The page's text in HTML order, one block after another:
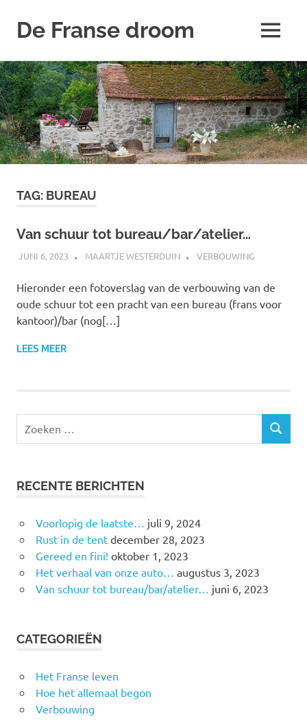
Naar
de
inhoud
springen
De Franse droom
huisje
MENU
TAG: BUREAU
Van schuur tot bureau/bar/atelier…
JUNI 6, 2023 MAARTJE WESTERDUIN VERBOUWING
Hieronder een fotoverslag van de verbouwing van de
oude schuur tot een pracht van een bureau (frans voor
kantoor)/bar (nog[…]
LEES MEER
RECENTE BERICHTEN
Voorlopig de laatste…
juli 9, 2024
Rust in de tent december 28, 2023
Gereed en fini! oktober 1, 2023
Het verhaal van onze auto…
augustus 3, 2023
Van schuur tot bureau/bar/atelier…
juni 6, 2023
CATEGORIEËN
Het Franse leven
Hoe het allemaal begon
Verbouwing